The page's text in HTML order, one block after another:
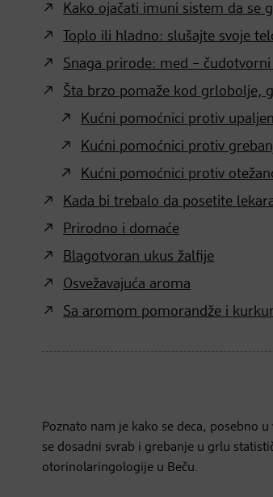
Kako ojačati imuni sistem da se
Toplo ili hladno: slušajte svoje
Snaga prirode: med –
Šta brzo pomaže kod grlobolje,
Kućni pomoćnici protiv
Kućni pomoćnici protiv
Kućni pomoćnici protiv
Kada bi trebalo da posetite
Prirodno i domaće
Blagotvoran ukus žalfije
Osvežavajuća aroma
Sa aromom pomorandže i
Poznato nam je kako se deca, posebno
se dosadni svrab i grebanje u grlu
otorinolaringologije u Beču.